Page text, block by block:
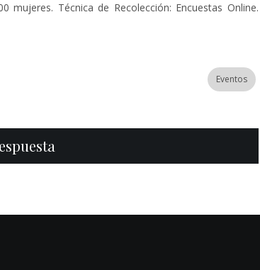
Técnica de Recolección: Encuestas Online.
Eventos